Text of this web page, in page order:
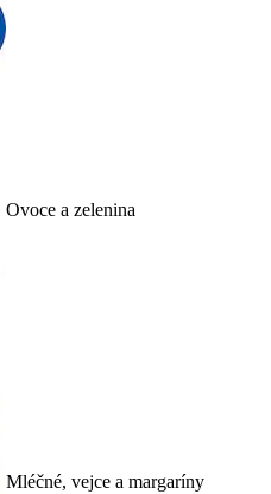
Ovoce a zelenina
Mléčné, vejce a margaríny